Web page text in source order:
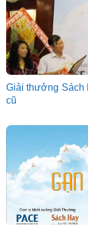
Giải thưởng Sách
cũ